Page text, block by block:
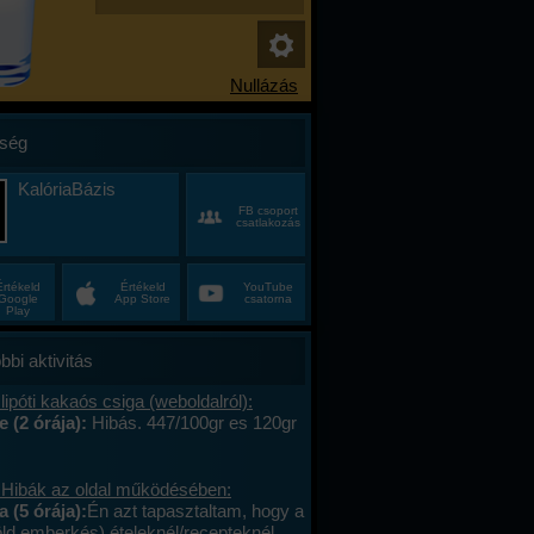
KalóriaBázis
FB csoport
csatlakozás
Play
Értékeld
App Store
YouTube
csatorna
aktivitás
kakaós csiga (weboldalról):
(2 órája): Hibás. 447/100gr es 120gr
az oldal működésében:
(5 órája):Én azt tapasztaltam, hogy a